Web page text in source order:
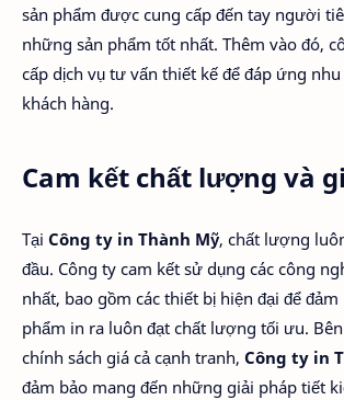
sản phẩm được cung cấp đến tay người
những sản phẩm tốt nhất. Thêm vào đó,
cấp dịch vụ tư vấn thiết kế để đáp ứng
khách hàng.
Cam kết chất lượng và
Tại Công ty in Thành Mỹ, chất lượng
đầu. Công ty cam kết sử dụng các công
nhất, bao gồm các thiết bị hiện đại để đảm
phẩm in ra luôn đạt chất lượng tối ưu.
chính sách giá cả cạnh tranh, Công ty in
đảm bảo mang đến những giải pháp tiết